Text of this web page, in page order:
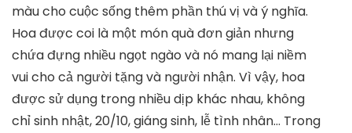
màu cho cuộc sống thêm phần thú vị và ý nghĩa.
Hoa được coi là một món quà đơn giản nhưng
chứa đựng nhiều ngọt ngào và nó mang lại niềm
vui cho cả người tặng và người nhận. Vì vậy, hoa
được sử dụng trong nhiều dịp khác nhau, không
chỉ sinh nhật, 20/10, giáng sinh, lễ tình nhân… Trong